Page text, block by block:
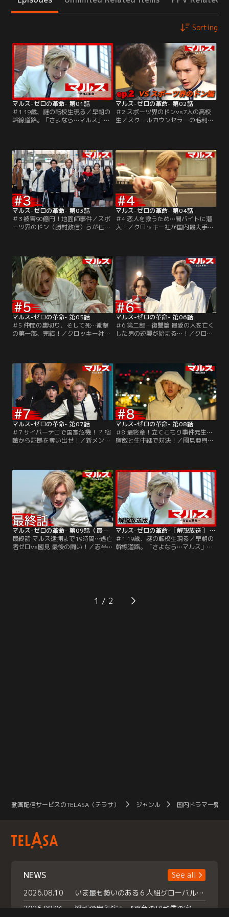
Sorting
マルス-ゼロの革命- 第01話
＃1 19歳、謎の転校生現る／早朝の
幹線道路。「さよなら…マルス」そ
う呟くと、桜明学園高校3年の逢沢
こからともなく現れた全身白い服を
着た謎の青年（道枝駿佑）の姿が。
そして、青年は渾一のスマホを拾い
上げ、勝手に動画を撮り始めた。
マルス-ゼロの革命- 第02話
＃2 スポーツ界のドンvs7人の高校
生／スクールカウンセラーの毛利
世に暴き出すというセンセーショナ
ルな配信で、新生【マルス】として
活動を始めることになった美島零＝
ゼロ（道枝駿佑）率いる7人の高校
生たち。
マルス-ゼロの革命- 第03話
＃3 被害90億円！地面師事件／スポ
ーツ界のドン（勝村政信）らが仕掛
突破し、次なるネタを探していた
【マルス】。貴城香恋（吉川愛）に
促された桜庭杏花（横田真悠）は、
美島零＝ゼロ（道枝駿佑）たちに1
年前に起きた地面師による不動産詐
欺事件の新聞記事を見せる。
マルス-ゼロの革命- 第04話
＃4 恋人を救うため…闇バイトに潜
入！／クロッキー社が国内最大手の
人）。ゼロは、多数の報道陣が集ま
る場で國見亜門（江口洋介）に「ク
ロッキー社の個人情報流出疑惑」に
ついてぶつける、という危険な賭け
に出る！
マルス-ゼロの革命- 第05話
＃5 仲間の裏切り、そして死…衝撃
の第一部、完結！／クロッキー社の
手をいく國見の策により、【マル
ス】は“フェイク動画”を流したとし
て、クロッキー社から名誉毀損で訴
えられることに！
マルス-ゼロの革命- 第06話
＃6 第二部・復讐篇 最愛の人を亡く
した男の逆襲が始まる…！／クロッ
ス】。「【マルス】を社会から排除
せよ」と世論を扇動する動画配信者
≪ミスターK≫によってアンチコメ
ントが増殖し、いよいよ追い込まれ
た【マルス】は当面の活動を休止す
ることに…。
マルス-ゼロの革命- 第07話
＃7 サイバーテロで国家危機！？ 宿
敵から証拠を奪い出せ！／新メンバ
（吉川愛）も復帰。【マルス】があ
らためて動き出そうとする中、桜明
学園一帯の携帯が突如としてフリー
ズし使えなくなる！
マルス-ゼロの革命- 第08話
＃8 最終章！立てこもり事件発生…
宿敵と生中継で対決！／國見亜門
るという前代未聞の緊急事態が発
生。しかも周到に張り巡らされた罠
により、そのサイバーテロの首謀者
は【マルス】だということにされて
しまう！
マルス-ゼロの革命- 第09話（最終話）
最終話 マルス逮捕まで19時間…逃亡
者ゼロvs國見 最後の闘い！／志半ば
でこの世を去った仲間の想いを成し
向かった待ち合わせ場所に國見が先
回りして現れ、激しく動揺するゼロ
マルス-ゼロの革命-［解説放送］ 第01話
＃1 19歳、謎の転校生現る／早朝の
幹線道路。「さよなら…マルス」そ
う呟くと、桜明学園高校3年の逢沢
そして、青年は渾一のスマホを拾い
上げ、勝手に動画を撮り始めた。
1
動画配信サービスのTELASA（テラサ） ジャンル 国内ドラマ一覧（
NEWS
See all
2026.08.10
いま最も勢いのある６人組グローバルグル ープ NCT WISHの地上波初冠特番 『NCT WISHの放課後グランプリ』放送決定 メンバーたちが３ペアに分かれ 【平成】をテーマにしたスペシャル企画 で対決 番組撮り下ろしのパフォーマンスも！ TELASA（テラサ）では放送終了後から オリジナルコンテンツを大量配信！
2026.08.01
浮所飛貴主演！ 【夏色の風が僕の家にやってきた】 本日よりテラサで独占配信スタート！